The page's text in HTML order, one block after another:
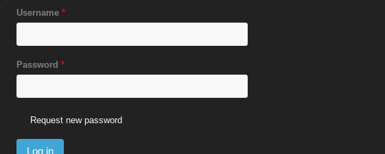
Username *
Password *
Request new password